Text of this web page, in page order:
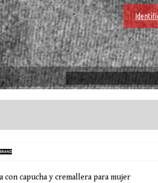
con capucha y cremallera para mujer